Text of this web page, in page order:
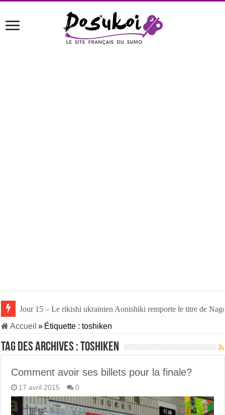
Jour 15 – Le rikishi ukrainien Aonishiki remporte le titre de
Accueil » Étiquette :toshiken
Tag des archives :toshiken
Comment avoir ses billets pour la finale?
17 avril 2015 0